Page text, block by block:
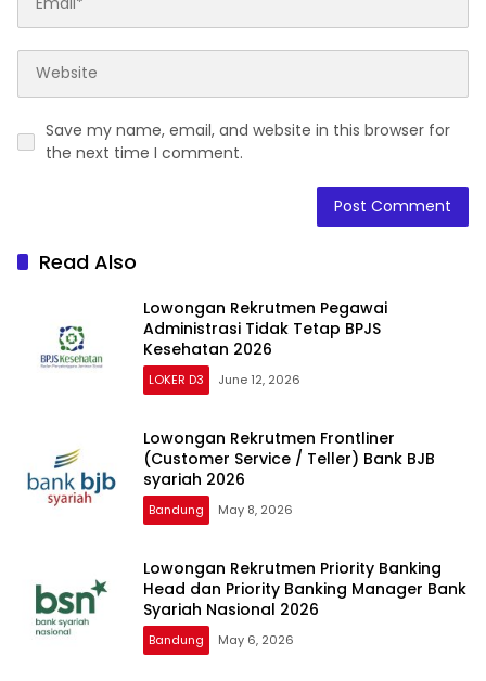
Save my name, email, and website in this browser for
the next time I comment.
Read Also
Lowongan Rekrutmen Pegawai
Administrasi Tidak Tetap BPJS
Kesehatan 2026
LOKER D3 June 12, 2026
Lowongan Rekrutmen Frontliner
(Customer Service / Teller) Bank BJB
syariah 2026
Bandung May 8, 2026
Lowongan Rekrutmen Priority Banking
Head dan Priority Banking Manager Bank
Syariah Nasional 2026
Bandung May 6, 2026